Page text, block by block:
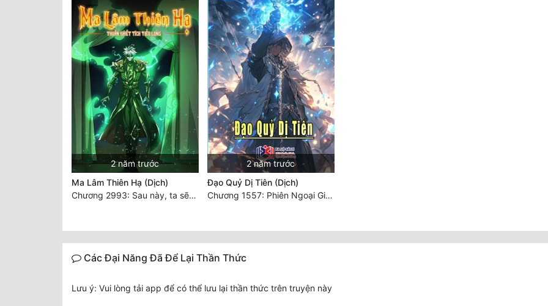
2 năm trước
Ma Lâm Thiên Hạ (Dịch)
Chương 2993: Sau này, ta sẽ ăn món vịt quay (Đại Kết Cục)
2 năm trước
Đạo Quỷ Dị Tiên (Dịch)
Chương 1557: Phiên Ngoại Gia Cát Uyên 27
Các Đại Năng Đã Để Lại Thần Thức
Lưu ý: Vui lòng tải app để có thể lưu lại thần thức trên truyện này